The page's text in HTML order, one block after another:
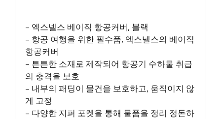
– 엑스넬스 베이직 항공커버, 블랙
– 항공 여행을 위한 필수품, 엑스넬스의 베이직
항공커버
– 튼튼한 소재로 제작되어 항공기 수하물 취급
의 충격을 보호
– 내부의 패딩이 물건을 보호하고, 움직이지 않
게 고정
– 다양한 지퍼 포켓을 통해 물품을 정리 정돈하